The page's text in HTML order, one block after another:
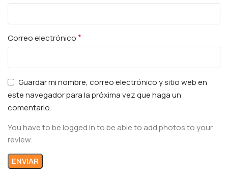
Correo electrónico*
Guardar mi nombre, correo electrónico y sitio web en
este navegador para la próxima vez que haga un
comentario.
You have to be logged in to be able to add photos to your
review.